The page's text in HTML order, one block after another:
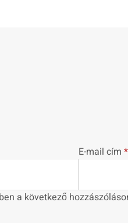
E-mail cím *
a következő